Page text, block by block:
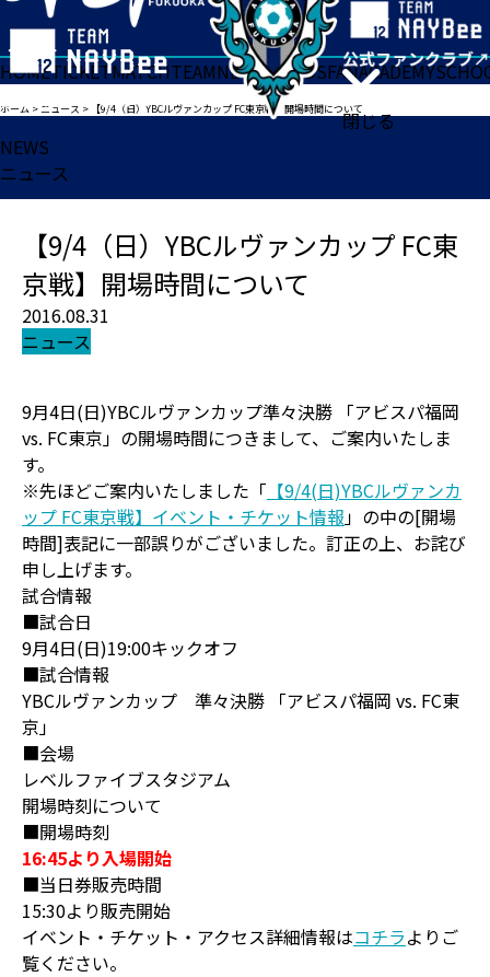
閉じる
HOMETICKETMATCHTEAMNEWSGOODSFANACADEMY
ホーム >ニュース > 【9/4（日）YBCルヴァンカップ FC東京戦】開場時間について
NEWS
ニュース
【9/4（日）YBCルヴァンカップ FC東
京戦】開場時間について
2016.08.31
ニュース
9月4日(日)YBCルヴァンカップ準々決勝 「アビスパ福岡
vs. FC東京」の開場時間につきまして、ご案内いたしま
す。
※先ほどご案内いたしました「 【9/4(日)YBCルヴァンカ
ップ FC東京戦】イベント・チケット情報」の中の[開場
時間]表記に一部誤りがございました。訂正の上、お詫び
申し上げます。
試合情報
■試合日
9月4日(日)19:00キックオフ
■試合情報
YBCルヴァンカップ 準々決勝 「アビスパ福岡 vs. FC東
京」
■会場
レベルファイブスタジアム
開場時刻について
■開場時刻
16:45より入場開始
■当日券販売時間
15:30より販売開始
イベント・チケット・アクセス詳細情報はコチラよりご
覧ください。